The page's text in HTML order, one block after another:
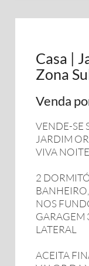
Casa |
Zona
Venda
VENDE-SE
JARDIM
VIVA
2
NOS
GARAGEM
LATERAL
ACEITA